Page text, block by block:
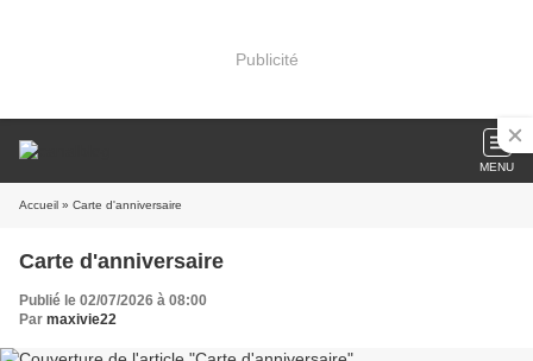
Publicité
MENU
Accueil » Carte d'anniversaire
Carte d'anniversaire
Publié le 02/07/2026 à 08:00
Par maxivie22